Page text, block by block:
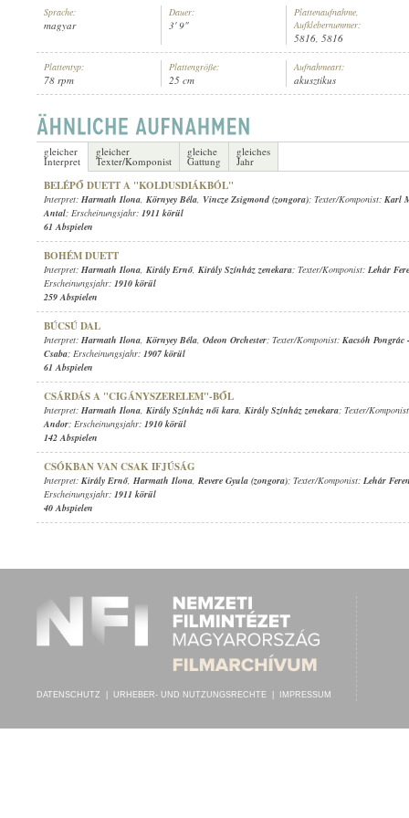
Sprache:
magyar
Dauer:
3' 9"
Plattenaufnahme,
Aufklebernummer:
5816, 5816
Plattentyp:
78 rpm
Plattengröße:
25 cm
Aufnahmeart:
akusztikus
gleicher
Interpret
gleicher
Texter/Komponist
gleiche
Gattung
gleiches
Jahr
BELÉPŐ DUETT A "KOLDUSDIÁKBÓL"
Interpret: Harmath Ilona, Környey Béla, Vincze Zsigmond (zongora); Texter/Komponist: Karl
Antal; Erscheinungsjahr: 1911 körül
61 Abspielen
BOHÉM DUETT
Interpret: Harmath Ilona, Király Ernő, Király Színház zenekara; Texter/Komponist: Lehár
Erscheinungsjahr: 1910 körül
259 Abspielen
BÚCSÚ DAL
Interpret: Harmath Ilona, Környey Béla, Odeon Orchester; Texter/Komponist: Kacsóh Pongrác
Csaba; Erscheinungsjahr: 1907 körül
61 Abspielen
CSÁRDÁS A "CIGÁNYSZERELEM"-BŐL
Interpret: Harmath Ilona, Király Színház női kara, Király Színház zenekara; Texter/
Andor; Erscheinungsjahr: 1910 körül
142 Abspielen
CSÓKBAN VAN CSAK IFJÚSÁG
Interpret: Király Ernő, Harmath Ilona, Revere Gyula (zongora); Texter/Komponist: Lehár
Erscheinungsjahr: 1911 körül
40 Abspielen
DATENSCHUTZ URHEBER- UND NUTZUNGSRECHTE IMPRESSUM